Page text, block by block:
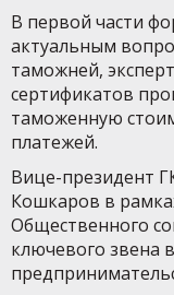
В первой части
актуальным
таможней,
сертификатов
таможенную
платежей.
Вице-президент
Кошкаров в
Общественного
ключевого звена